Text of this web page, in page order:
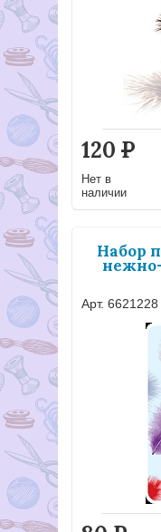
120 Р
Нет в
наличии
Набор
Арт. 6621228